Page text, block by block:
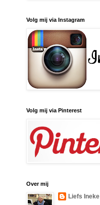
Volg mij via Instagram
Volg mij via Pinterest
Over mij
Liefs Ineke